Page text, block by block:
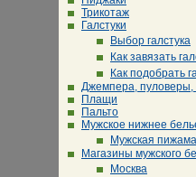
Трикотаж
Галстуки
Выбор галстука
Как завязать
Как подобрать
Джемпера, пуловеры,
Плащи
Пальто
Мужское нижнее
Мужская пижама
Магазины мужского
Москва